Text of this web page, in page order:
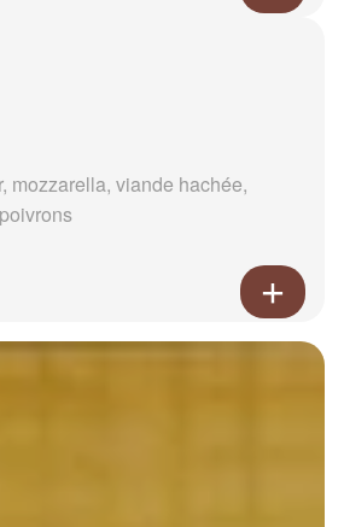
mozzarella, viande hachée,